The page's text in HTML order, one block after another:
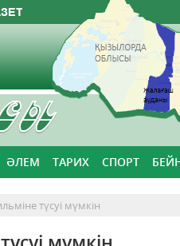
ӘЛЕМ ТАРИХ СПОРТ
түсуі мүмкін